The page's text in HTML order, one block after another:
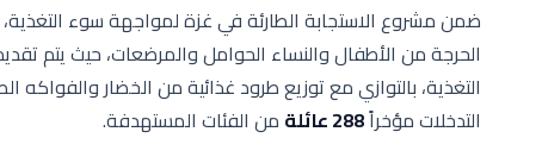
ضمن مشروع الاستجابة الطارئة في غزة لمواجهة سوء
الحرجة من الأطفال والنساء الحوامل والمرضعات، حيث يتم
التغذية، بالتوازي مع توزيع طرود غذائية من الخضار
التدخلات مؤخراً288 عائلة
من الفئات المستهدفة.